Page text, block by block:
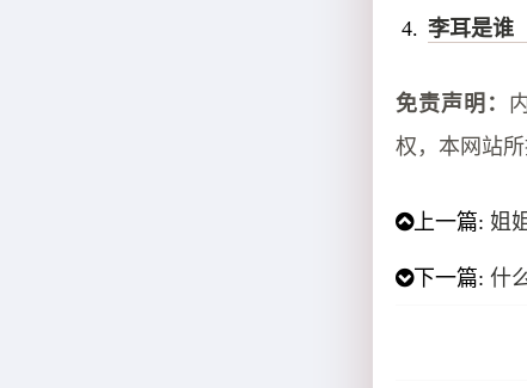
李耳是谁
免责声明：
权，本网站
上一篇: 姐
下一篇:什